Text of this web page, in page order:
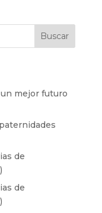
Buscar
mejor futuro
de
de